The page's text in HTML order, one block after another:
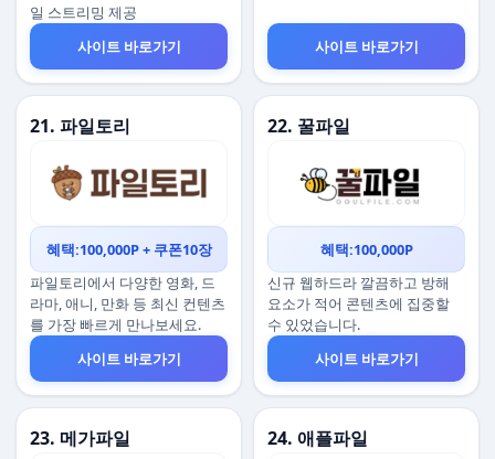
일 스트리밍 제공
사이트 바로가기
사이트 바로가기
21. 파일토리
혜택:100,000P + 쿠폰10장
파일토리에서 다양한 영화, 드
라마, 애니, 만화 등 최신 컨텐츠
를 가장 빠르게 만나보세요.
사이트 바로가기
22. 꿀파일
혜택:100,000P
신규 웹하드라 깔끔하고 방해
요소가 적어 콘텐츠에 집중할
수 있었습니다.
사이트 바로가기
23. 메가파일 24. 애플파일